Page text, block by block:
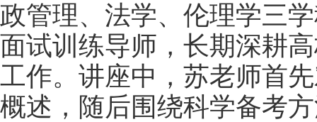
政管理、法学、伦理学三
面试训练导师 ，长期深耕
工作。讲座中，苏老师首
概述，随后围绕科学备考